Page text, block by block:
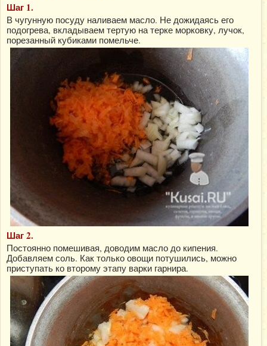
Шаг 1.
В чугунную посуду наливаем масло. Не дожидаясь его
подогрева, вкладываем тертую на терке морковку, лучок,
порезанный кубиками помельче.
Шаг 2.
Постоянно помешивая, доводим масло до кипения.
Добавляем соль. Как только овощи потушились, можно
приступать ко второму этапу варки гарнира.